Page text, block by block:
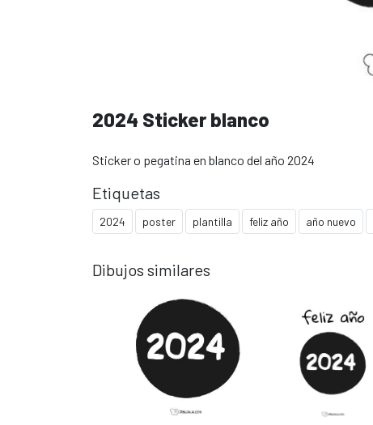
2024 Sticker blanco
Sticker o pegatina en blanco del año 2024
Etiquetas
2024 poster plantilla feliz año año nuevo
Dibujos similares